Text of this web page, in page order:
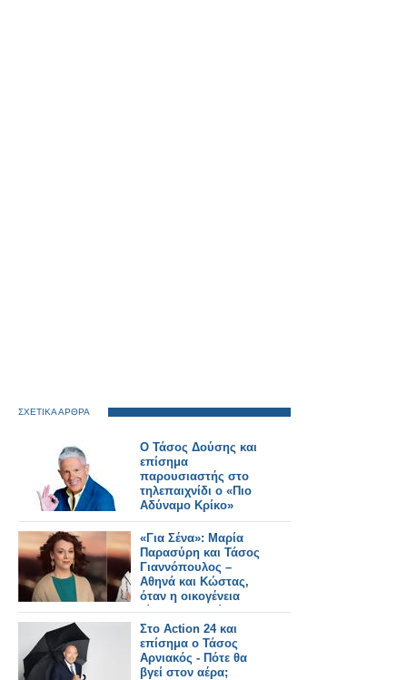
ΣΧΕΤΙΚΑ ΑΡΘΡΑ
Ο Τάσος Δούσης και
επίσημα
παρουσιαστής στο
τηλεπαιχνίδι ο «Πιο
Αδύναμο Κρίκο»
«Για Σένα»: Μαρία
Παρασύρη και Τάσος
Γιαννόπουλος –
Αθηνά και Κώστας,
όταν η οικογένεια
γίνεται καταφύγιο
Στο Action 24 και
επίσημα ο Τάσος
Αρνιακός - Πότε θα
βγεί στον αέρα;